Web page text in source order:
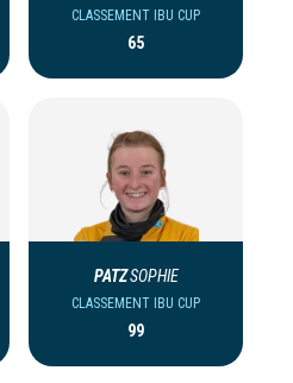
CLASSEMENT IBU CUP
65
PATZSOPHIE
CLASSEMENT IBU CUP
99